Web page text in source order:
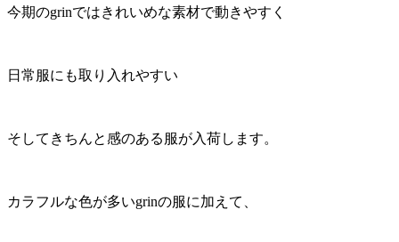
今期のgrinではきれいめな素材で動きやすく
日常服にも取り入れやすい
そしてきちんと感のある服が入荷します。
カラフルな色が多いgrinの服に加えて、